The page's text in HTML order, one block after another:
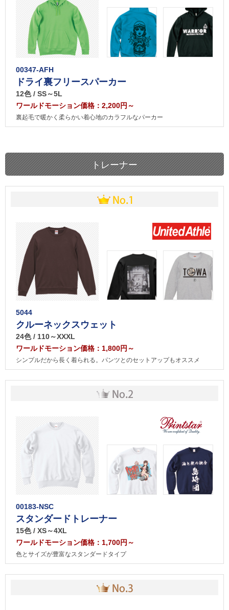
00347-AFH
ドライ裏フリースパーカー
12色 / SS～5L
ワールドモーション価格：2,200円～
裏起毛で暖かく柔らかい着心地のカラフルなパーカー
トレーナー
5044
クルーネックスウェット
24色 / 110～XXXL
ワールドモーション価格：1,800円～
シンプルだから長く着られる。パンツとのセットアップもオススメ
00183-NSC
スタンダードトレーナー
15色 / XS～4XL
ワールドモーション価格：1,700円～
色とサイズが豊富なスタンダードタイプ